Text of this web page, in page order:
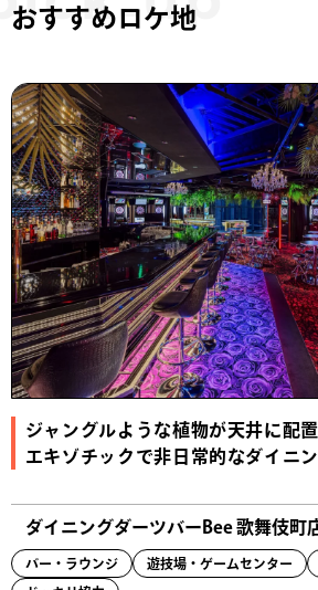
おすすめロケ地
ジャングルような植物が天井に配
エキゾチックで非日常的なダイニ
ダイニングダーツバーBee 歌舞伎町
バー・ラウンジ 遊技場・ゲームセンター